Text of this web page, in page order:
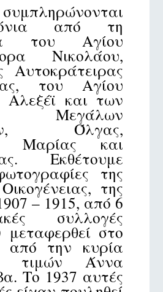
από τη
του Αγίου
Νικολάου,
Αυτοκράτειρας
του Αγίου
Αλεξέϊ και των
Μεγάλων
Όλγας,
Μαρίας και
Εκθέτουμε
της
της
– 1915, από 6
συλλογές
μεταφερθεί στο
από την κυρία
τιμών Άννα
Το 1937 αυτές